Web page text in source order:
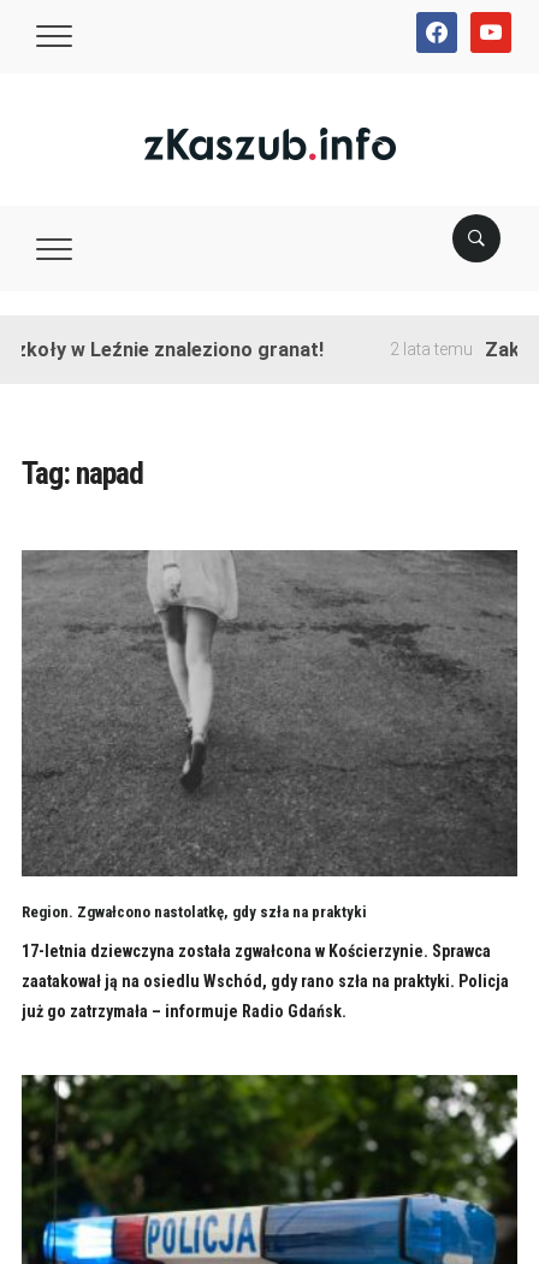
facebookyoutube
w Leźnie znaleziono granat! 2 lata temu
Tag: napad
Region. Zgwałcono nastolatkę, gdy szła na praktyki
17-letnia dziewczyna została zgwałcona w Kościerzynie. Sprawca
zaatakował ją na osiedlu Wschód, gdy rano szła na praktyki. Policja
już go zatrzymała – informuje Radio Gdańsk.